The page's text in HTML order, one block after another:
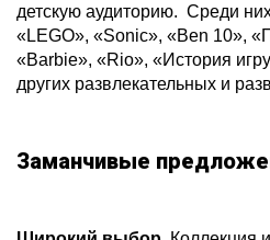
детскую аудиторию. Среди
«LEGO», «Sonic», «Ben 10»,
«Barbie», «Rio», «История
других развлекательных и
Заманчивые